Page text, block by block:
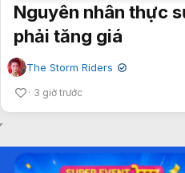
Nguyên nhân thực
phải tăng giá
The Storm Riders ✔
3 giờ trước